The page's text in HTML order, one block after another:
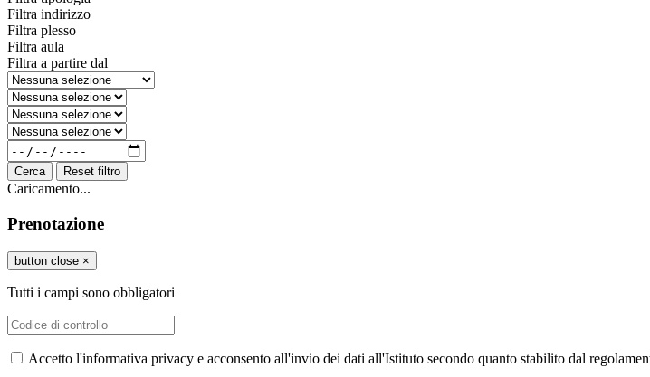
Filtra indirizzo
Filtra plesso
Filtra aula
Filtra a partire dal
Cerca Reset filtro
Caricamento...
Prenotazione
button close ×
Tutti i campi sono obbligatori
Accetto l'informativa privacy e acconsento all'invio dei dati all'Istituto secondo quanto stabilito dal